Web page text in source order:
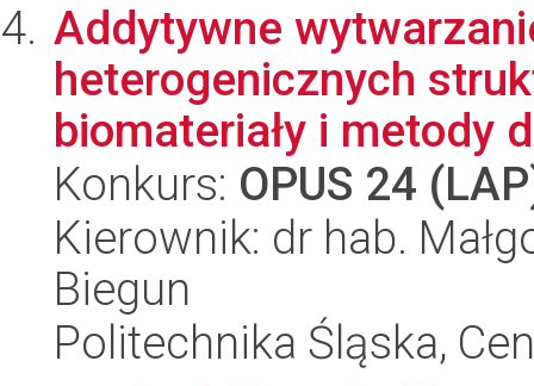
Addytywne
heterogenicznych
biomateriały i metody
Konkurs: OPUS 24
Kierownik: dr hab.
Biegun
Politechnika Śląska,